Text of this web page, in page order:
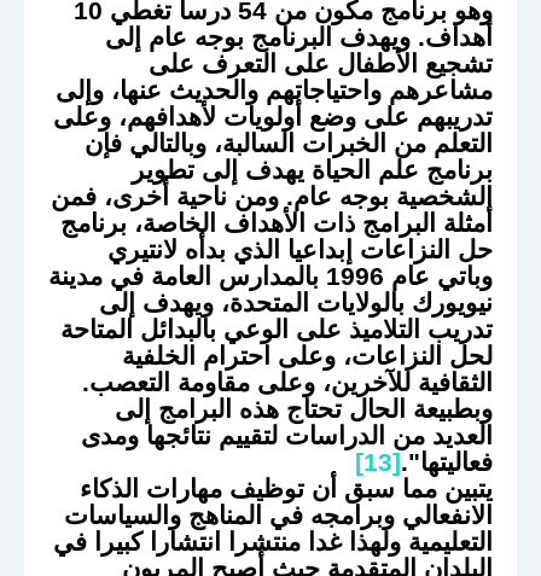
وهو برنامج مكون من 54 درسا تغطي 10
أهداف. ويهدف البرنامج بوجه عام إلى
تشجيع الأطفال على التعرف على
مشاعرهم واحتياجاتهم والحديث عنها، وإلى
تدريبهم على وضع أولويات لأهدافهم، وعلى
التعلم من الخبرات السالبة، وبالتالي فإن
برنامج علم الحياة يهدف إلى تطوير
الشخصية بوجه عام. ومن ناحية أخرى، فمن
أمثلة البرامج ذات الأهداف الخاصة، برنامج
حل النزاعات إبداعيا الذي بدأه لانتيري
وباتي عام 1996 بالمدارس العامة في مدينة
نيويورك بالولايات المتحدة، ويهدف إلى
تدريب التلاميذ على الوعي بالبدائل المتاحة
لحل النزاعات، وعلى احترام الخلفية
الثقافية للآخرين، وعلى مقاومة التعصب.
وبطبيعة الحال تحتاج هذه البرامج إلى
العديد من الدراسات لتقييم نتائجها ومدى
فعاليتها".[13]
يتبين مما سبق أن توظيف مهارات الذكاء
الانفعالي وبرامجه في المناهج والسياسات
التعليمية ولهذا غدا منتشرا انتشارا كبيرا في
البلدان المتقدمة حيث أصبح المربون